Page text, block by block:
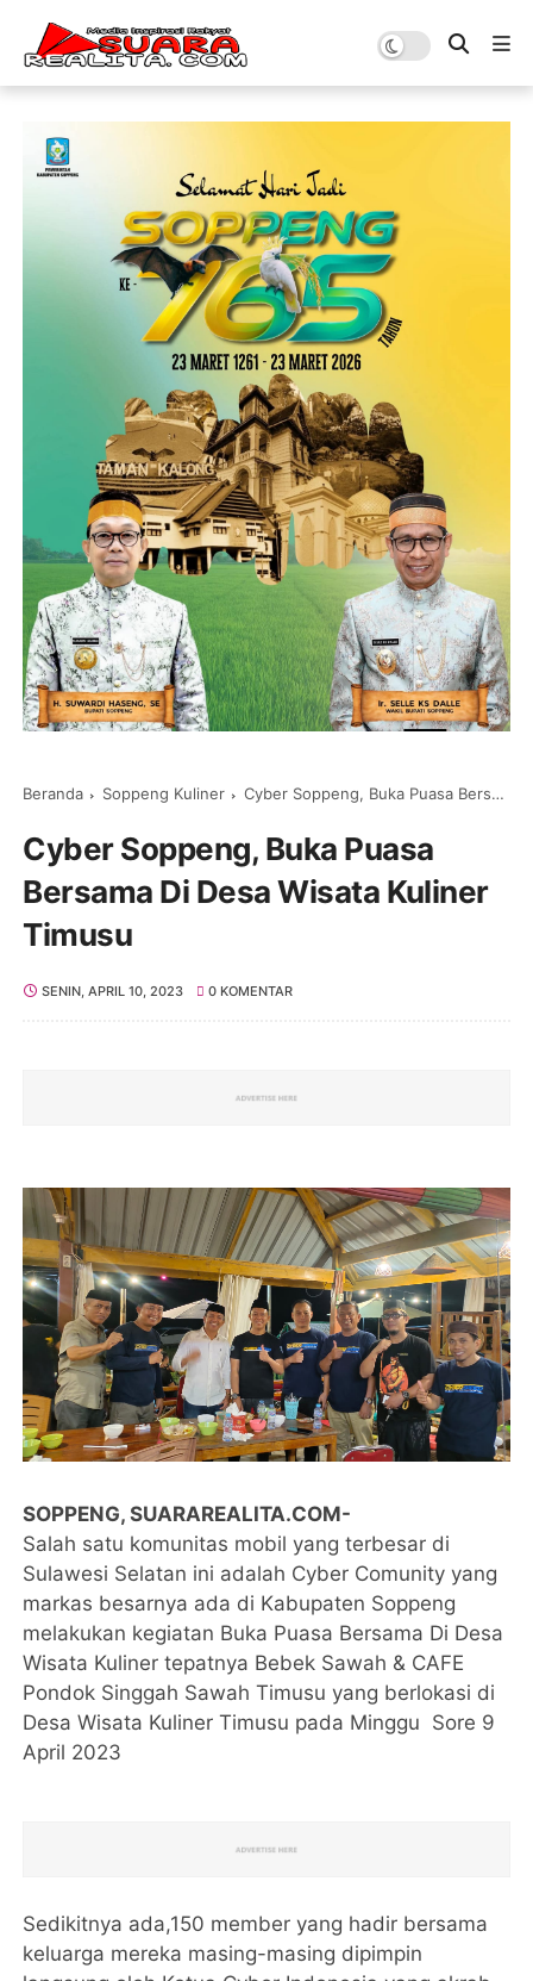
Beranda Soppeng Kuliner Cyber Soppeng, Buka Puasa Bersama Di Desa Wisata Kuliner Timusu
Cyber Soppeng, Buka Puasa
Bersama Di Desa Wisata Kuliner
Timusu
SENIN, APRIL 10, 2023 0 KOMENTAR
SOPPENG, SUARAREALITA.COM-
Salah satu komunitas mobil yang terbesar di
Sulawesi Selatan ini adalah Cyber Comunity yang
markas besarnya ada di Kabupaten Soppeng
melakukan kegiatan Buka Puasa Bersama Di Desa
Wisata Kuliner tepatnya Bebek Sawah & CAFE
Pondok Singgah Sawah Timusu yang berlokasi di
Desa Wisata Kuliner Timusu pada Minggu Sore 9
April 2023
Sedikitnya ada,150 member yang hadir bersama
keluarga mereka masing-masing dipimpin